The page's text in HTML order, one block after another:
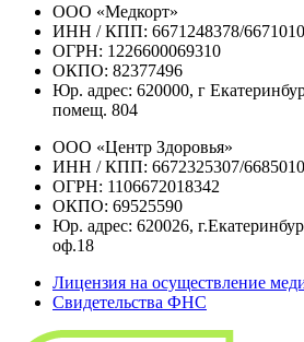
ООО «Медкорт»
ИНН / КПП: 6671248378/
ОГРН: 1226600069310
ОКПО: 82377496
Юр. адрес: 620000, г
помещ. 804
ООО «Центр Здоровья»
ИНН / КПП: 6672325307/
ОГРН: 1106672018342
ОКПО: 69525590
Юр. адрес: 620026,
оф.18
Лицензия на осуществление
Свидетельства ФНС